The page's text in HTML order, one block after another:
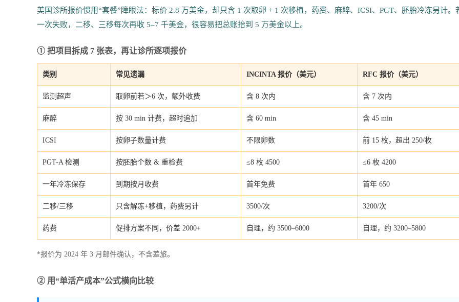
美国诊所报价惯用“套餐”障眼法：标价 2.8 万美金，却只含 1 次取卵 + 1 次移植，药费、麻醉、ICSI、PGT、胚胎冷冻另计。
一次失败，二移、三移每次再收 5–7 千美金，很容易把总账抬到 5 万美金以上。
① 把项目拆成 7 张表，再让诊所逐项报价
类别 常见遗漏 INCINTA 报价（美元） RFC 报价（美元）
监测超声 取卵前若＞6 次，额外收费 含 8 次内 含 7 次内
麻醉 按 30 min 计费，超时追加 含 60 min 含 45 min
ICSI 按卵子数量计费 不限卵数 前 15 枚，超出 250/枚
PGT-A 检测 按胚胎个数 & 重检费 ≤8 枚 4500 ≤6 枚 4200
一年冷冻保存 到期按月收费 首年免费 首年 650
二移/三移 只含解冻+移植，药费另计 3500/次 3200/次
药费 促排方案不同，价差 2000+ 自理，约 3500–6000 自理，约 3200–5800
*报价为 2024 年 3 月邮件确认，不含差旅。
② 用“单活产成本”公式横向比较